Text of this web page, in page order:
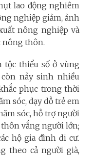
lao động nghiêm
nghiệp giảm, ảnh
nông nghiệp và
nông thôn.
tộc thiểu số ở vùng
nảy sinh nhiều
phục trong thời
sóc, dạy dỗ trẻ em
sóc, hỗ trợ người
vắng người lớn;
hộ gia đình di cư.
theo cả người già,